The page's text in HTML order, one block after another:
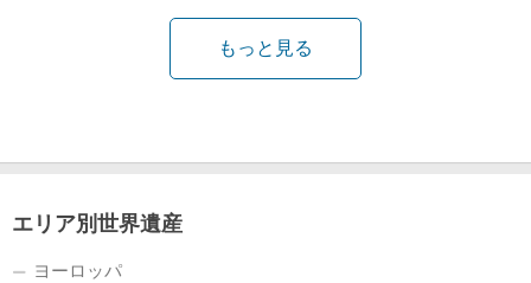
もっと見る
エリア別世界遺産
ヨーロッパ